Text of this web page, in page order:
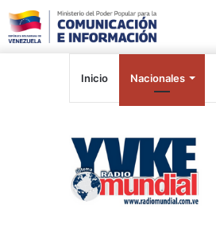
Inicio Nacionales